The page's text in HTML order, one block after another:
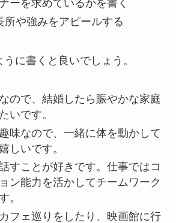
ーを求めているかを書く
所や強みをアピールする
に書くと良いでしょう。
ので、結婚したら賑やかな家庭
いです。
味なので、一緒に体を動かして
しいです。
すことが好きです。仕事ではコ
ン能力を活かしてチームワーク
。
フェ巡りをしたり、映画館に行